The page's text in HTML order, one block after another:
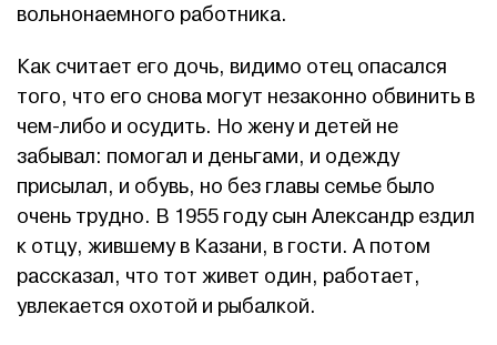
вольнонаемного работника.
Как считает его дочь, видимо отец опасался
того, что его снова могут незаконно обвинить в
чем-либо и осудить. Но жену и детей не
забывал: помогал и деньгами, и одежду
присылал, и обувь, но без главы семье было
очень трудно. В 1955 году сын Александр ездил
к отцу, жившему в Казани, в гости. А потом
рассказал, что тот живет один, работает,
увлекается охотой и рыбалкой.